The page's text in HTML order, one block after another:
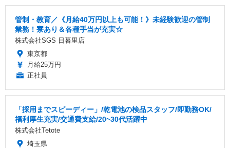
管制・教育／《月給40万円以上も可能！》未経験歓迎の管制
業務！寮あり＆各種手当が充実☆
株式会社SGS 日暮里店
東京都
月給25万円
正社員
「採用までスピーディー」/乾電池の検品スタッフ/即勤務OK/
福利厚生充実/交通費支給/20~30代活躍中
株式会社Tetote
埼玉県